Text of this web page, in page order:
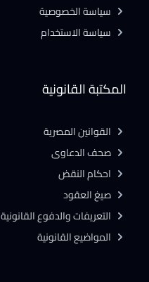
المكتبة القانونية
القوانين المصرية
صحف الدعاوى
احكام النقض
صيغ العقود
التعريفات والدفوع القانونية
المواضيع القانونية
سياسة الخصوصية
سياسة الاستخدام